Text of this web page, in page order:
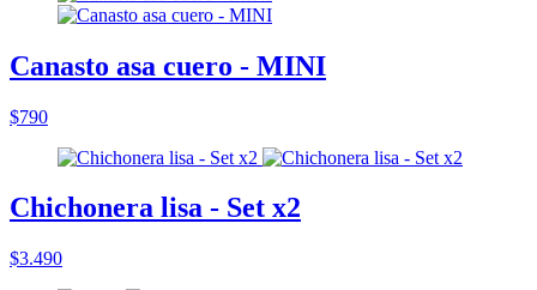
Canasto asa cuero - MINI
$790
Chichonera lisa - Set x2
$3.490